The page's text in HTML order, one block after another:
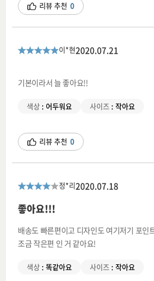
리뷰 추천 0
이*현2020.07.21
기본이라서 늘 좋아요!!
색상 : 어두워요 사이즈 : 작아요
리뷰 추천 0
정*리2020.07.18
좋아요!!!
배송도 빠른편이고 디자인도 여기저기 포인
조금 작은편 인 거 같아요!
색상 : 똑같아요 사이즈 : 작아요